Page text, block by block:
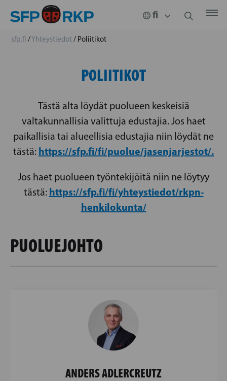
sfp.fi /Yhteystiedot/ Poliitikot
POLIITIKOT
Tästä alta löydät puolueen keskeisiä
valtakunnallisia valittuja edustajia. Jos haet
paikallisia tai alueellisia edustajia niin löydät ne
tästä: https://sfp.fi/fi/puolue/jasenjarjestot/.
Jos haet puolueen työntekijöitä niin ne löytyy
tästä: https://sfp.fi/fi/yhteystiedot/rkpn-
henkilokunta/
PUOLUEJOHTO
ANDERS ADLERCREUTZ